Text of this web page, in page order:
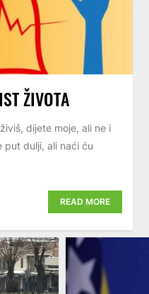
ŽIVOTA
dijete moje, ali ne i
put dulji, ali naći ću
READ MORE